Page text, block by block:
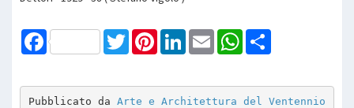
Facebook TwitterPinterestLinkedInEmail WhatsApp
Pubblicato da Arte e Architettura del Ventennio